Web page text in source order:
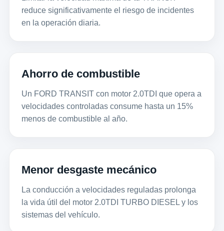
reduce significativamente el riesgo de incidentes
en la operación diaria.
Ahorro de combustible
Un FORD TRANSIT con motor 2.0TDI que opera a
velocidades controladas consume hasta un 15%
menos de combustible al año.
Menor desgaste mecánico
La conducción a velocidades reguladas prolonga
la vida útil del motor 2.0TDI TURBO DIESEL y los
sistemas del vehículo.